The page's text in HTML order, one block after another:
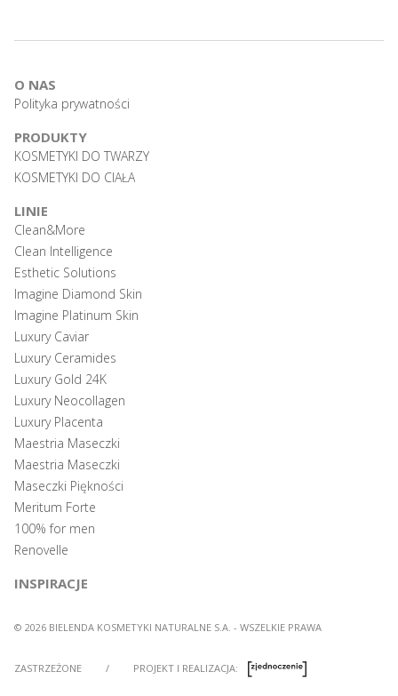
O NAS
Polityka prywatności
PRODUKTY
KOSMETYKI DO TWARZY
KOSMETYKI DO CIAŁA
LINIE
Clean&More
Clean Intelligence
Esthetic Solutions
Imagine Diamond Skin
Imagine Platinum Skin
Luxury Caviar
Luxury Ceramides
Luxury Gold 24K
Luxury Neocollagen
Luxury Placenta
Maestria Maseczki
Maestria Maseczki
Maseczki Piękności
Meritum Forte
100% for men
Renovelle
INSPIRACJE
© 2026 BIELENDA KOSMETYKI NATURALNE S.A. - WSZELKIE PRAWA
ZASTRZEŻONE / PROJEKT I REALIZACJA: